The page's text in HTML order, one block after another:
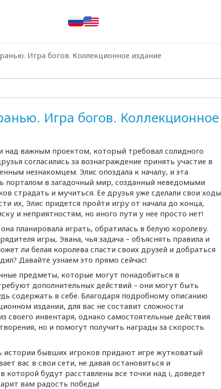
Игра богов. Коллекционное издание
Игра богов. Коллекционное
над важным проектом, который требовал солидного
согласились за вознаграждение принять участие в
незнакомцем. Элис опоздала к началу, и эта
порталом в загадочный мир, созданный неведомыми
страдать и мучиться. Ее друзья уже сделали свои ходы
их, Элис придется пройти игру от начала до конца,
и неприятностям, но иного пути у нее просто нет!
планировала играть, обратилась в белую королеву.
игры, Эвана, чья задача – объяснять правила и
ли белая королева спасти своих друзей и добраться
Давайте узнаем это прямо сейчас!
предметы, которые могут понадобиться в
дополнительных действий – они могут быть
содержать в себе. Благодаря подробному описанию
издании, для вас не составит сложности
своего инвентаря, однако самостоятельные действия
но и помогут получить награды за скорость
бывших игроков придают игре жутковатый
вас в свои сети, не давая остановиться и
которой будут расставлены все точки над i, доведет
вам радость победы!